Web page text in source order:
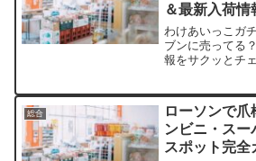
＆最新入荷
ク！
わけあいっこガ
ブンに売ってる
報をサクッとチ
安く買える場所
す。店舗平均価
総合
ローソンで爪
ンビニ・ス
スポット完全